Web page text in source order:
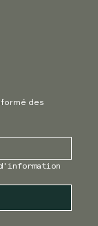
des